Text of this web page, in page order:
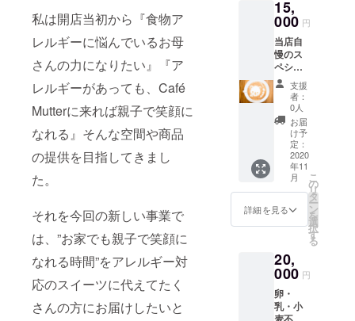
私は開店当初から『食物ア
レルギーに悩んでいるお母
さんの力になりたい』『ア
レルギーがあっても、Café
Mutterに来れば親子で笑顔に
なれる』そんな空間や商品
の提供を目指してきまし
た。
それを今回の新しい事業で
は、”お家でも親子で笑顔に
なれる時間”をアレルギー対
応のスイーツに代えてたく
さんの方にお届けしたいと
15,
000 円
当店自
慢のス
ペシャ
リ
ティー
コー
ヒー豆
100ℊ＋
コー
ヒーに
あうス
イーツ
詰め合
わせ
セット
こち
セット
には
卵・
乳・小
麦を使
支援
者：
0人
お届
け予
定：
2020
年11
月
詳細を見る
こ
の
リ
タ
ー
ン
を
選
択
す
る
20,
000 円
卵・
乳・小